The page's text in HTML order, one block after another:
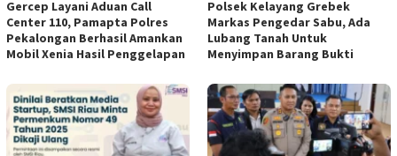
Gercep Layani Aduan Call
Center 110, Pamapta Polres
Pekalongan Berhasil Amankan
Mobil Xenia Hasil Penggelapan
Polsek Kelayang Grebek
Markas Pengedar Sabu, Ada
Lubang Tanah Untuk
Menyimpan Barang Bukti